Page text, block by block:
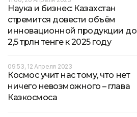
Наука и бизнес: Казахстан
стремится довести объём
инновационной продукции до
2,5 трлн тенге к 2025 году
09:53, 12 Апреля 2023
Космос учит нас тому, что нет
ничего невозможного – глава
Казкосмоса